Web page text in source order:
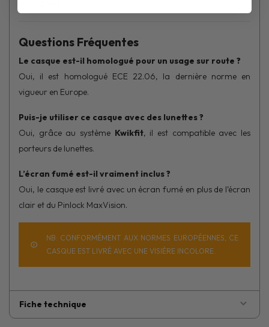
Questions Fréquentes
Le casque est-il homologué pour un usage sur route ?
Oui, il est homologué ECE 22.06, la dernière norme en
vigueur en Europe.
Puis-je utiliser ce casque avec des lunettes ?
Oui, grâce au système Kwikfit, il est compatible avec les
porteurs de lunettes.
L’écran fumé est-il vraiment inclus ?
Oui, le casque est livré avec un écran fumé en plus de l’écran
clair et du Pinlock MaxVision.
NB: CONFORMÉMENT AUX NORMES EUROPÉENNES, CE
CASQUE EST LIVRÉ AVEC UNE VISIÈRE INCOLORE.
Fiche technique